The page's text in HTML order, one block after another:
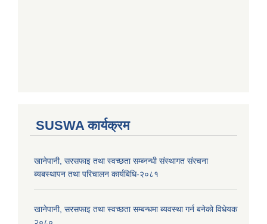
SUSWA कार्यक्रम
खानेपानी, सरसफाइ तथा स्वच्छता सम्ब्नन्धी संस्थागत संरचना
ब्यबस्थापन तथा परिचालन कार्यबिधि-२०८१
खानेपानी, सरसफाइ तथा स्वच्छता सम्बन्धमा ब्यवस्था गर्न बनेको विधेयक